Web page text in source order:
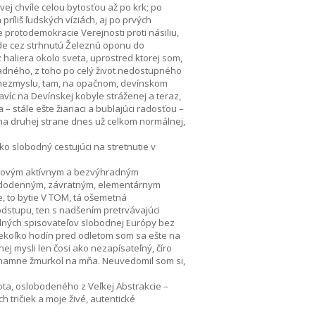
chvíle celou bytosťou až po krk; po
ľudských víziách, aj po prvých
Verejnosti proti násiliu,
cez strhnutú Železnú oponu do
okolo sveta, uprostred ktorej som,
z toho po celý život nedostupného
tam, na opačnom, devínskom
na Devínskej kobyle stráženej a teraz,
stále ešte žiariaci a bublajúci radosťou –
druhej strane dnes už celkom normálnej,
slobodný cestujúci na stretnutie v
aktívnym a bezvýhradným
závratným, elementárnym
to bytie V TOM, tá ošemetná
ten s nadšením pretrvávajúci
spisovateľov slobodnej Európy bez
hodín pred odletom som sa ešte na
mysli len čosi ako nezapísateľný, číro
žmurkol na mňa. Neuvedomil som si,
oslobodeného z Veľkej Abstrakcie –
tričiek a moje živé, autentické